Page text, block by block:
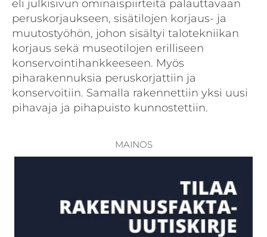
eli julkisivun ominaispiirteitä palauttavaan
peruskorjaukseen, sisätilojen korjaus- ja
muutostyöhön, johon sisältyi talotekniikan
korjaus sekä museotilojen erilliseen
konservointihankkeeseen. Myös
piharakennuksia peruskorjattiin ja
konservoitiin. Samalla rakennettiin yksi uusi
pihavaja ja pihapuisto kunnostettiin.